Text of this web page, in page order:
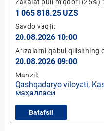
Zakalat puli miqdori (25%) :
1 065 818.25 UZS
Savdo vaqti:
20.08.2026 10:00
Arizalarni qabul qilishning
20.08.2026 09:00
Manzil:
Qashqadaryo viloyati,
маҳалласи
Batafsil